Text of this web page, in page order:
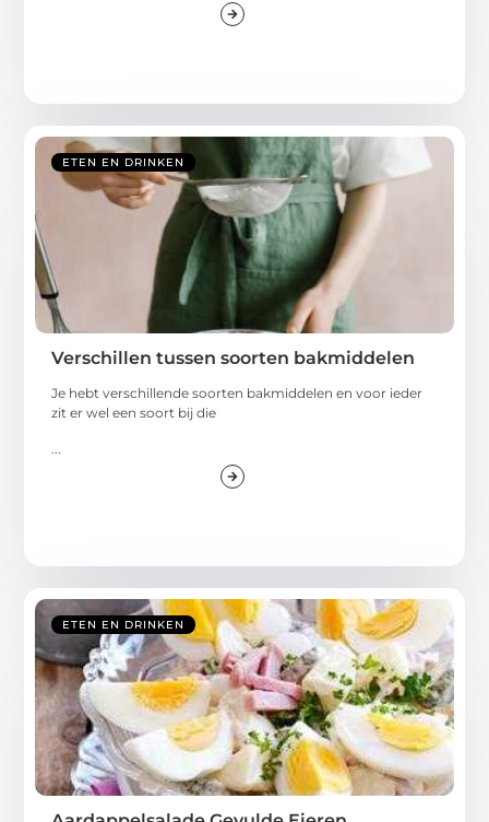
ETEN EN DRINKEN
Verschillen tussen soorten bakmiddelen
Je hebt verschillende soorten bakmiddelen en voor ieder
zit er wel een soort bij die
ETEN EN DRINKEN